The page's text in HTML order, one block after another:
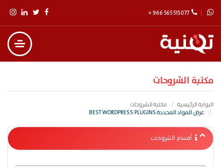
+ 966 565 515 077
مكتبة الشروحات
البوابة الرئيسية
مكتبة الشروحات
عرض المواد المحددة BEST WORDPRESS PLUGINS
أقسام الشروحات